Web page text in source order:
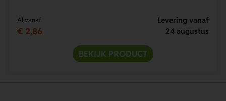
Al vanaf
€ 2,86
Levering vanaf
24 augustus
BEKIJK PRODUCT